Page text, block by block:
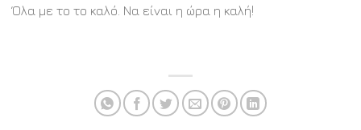
Όλα με το το καλό. Να είναι η ώρα η καλή!